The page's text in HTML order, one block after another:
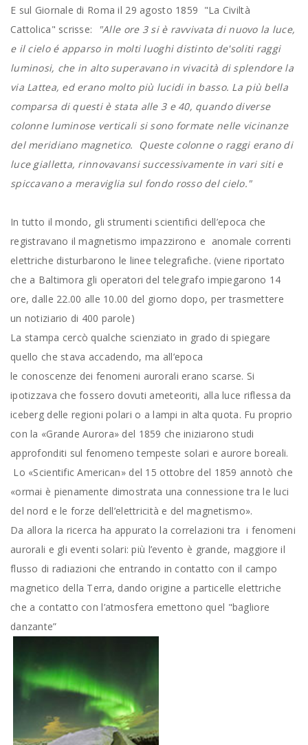
E sul Giornale di Roma il 29 agosto 1859 "La Civiltà
Cattolica" scrisse:
"Alle ore 3 si è ravvivata di nuovo la luce,
e il cielo é apparso in molti luoghi distinto de'soliti raggi
luminosi, che in alto superavano in vivacità di splendore la
via Lattea, ed erano molto più lucidi in basso. La più bella
comparsa di questi è stata alle 3 e 40, quando diverse
colonne luminose verticali si sono formate nelle vicinanze
del meridiano magnetico. Queste colonne o raggi erano di
luce gialletta, rinnovavansi successivamente in vari siti e
spiccavano a meraviglia sul fondo rosso del cielo."
In tutto il mondo, gli strumenti scientifici dell’epoca che
registravano il magnetismo impazzirono e anomale correnti
elettriche disturbarono le linee telegrafiche. (viene riportato
che a Baltimora gli operatori del telegrafo impiegarono 14
ore, dalle 22.00 alle 10.00 del giorno dopo, per trasmettere
un notiziario di 400 parole)
La stampa cercò qualche scienziato in grado di spiegare
quello che stava accadendo, ma all’epoca
le conoscenze dei fenomeni aurorali erano scarse. Si
ipotizzava che fossero dovuti ameteoriti, alla luce riflessa da
iceberg delle regioni polari o a lampi in alta quota. Fu proprio
con la «Grande Aurora» del 1859 che iniziarono studi
approfonditi sul fenomeno tempeste solari e aurore boreali.
Lo «Scientific American» del 15 ottobre del 1859 annotò che
«ormai è pienamente dimostrata una connessione tra le luci
del nord e le forze dell’elettricità e del magnetismo».
Da allora la ricerca ha appurato la correlazioni tra i fenomeni
aurorali e gli eventi solari: più l’evento è grande, maggiore il
flusso di radiazioni che entrando in contatto con il campo
magnetico della Terra, dando origine a particelle elettriche
che a contatto con l’atmosfera emettono quel "bagliore
danzante”